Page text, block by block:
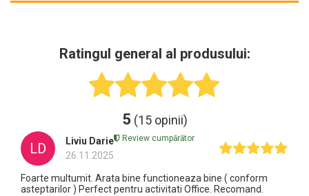
Ratingul general al produsului:
5 (15 opinii)
LD
Liviu Darie
26.11.2025
Review cumpărător
Foarte multumit. Arata bine functioneaza bine ( conform
asteptarilor ) Perfect pentru activitati Office. Recomand.